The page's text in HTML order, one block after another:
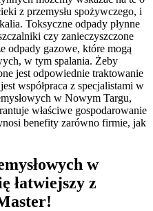
z przemysłu spożywczego, i
Toksyczne odpady płynne
czy zanieczyszczone
odpady gazowe, które mogą
w tym spalania. Żeby
jest odpowiednie traktowanie
współpraca z specjalistami w
w Nowym Targu,
właściwe gospodarowanie
benefity zarówno firmie, jak
w
łatwiejszy z